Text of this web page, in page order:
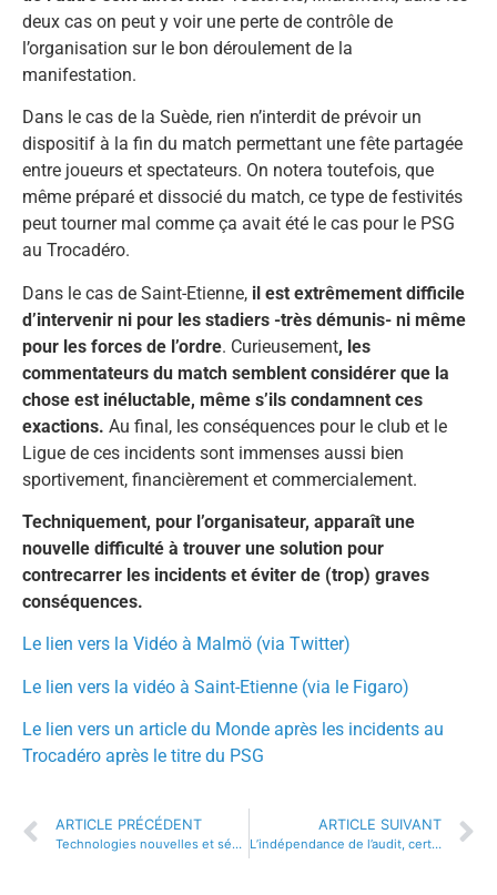
deux cas on peut y voir une perte de contrôle de
l’organisation sur le bon déroulement de la
manifestation.
Dans le cas de la Suède, rien n’interdit de prévoir un
dispositif à la fin du match permettant une fête partagée
entre joueurs et spectateurs. On notera toutefois, que
même préparé et dissocié du match, ce type de festivités
peut tourner mal comme ça avait été le cas pour le PSG
au Trocadéro.
Dans le cas de Saint-Etienne, il est extrêmement difficile
d’intervenir ni pour les stadiers -très démunis- ni même
pour les forces de l’ordre. Curieusement, les
commentateurs du match semblent considérer que la
chose est inéluctable, même s’ils condamnent ces
exactions. Au final, les conséquences pour le club et le
Ligue de ces incidents sont immenses aussi bien
sportivement, financièrement et commercialement.
Techniquement, pour l’organisateur, apparaît une
nouvelle difficulté à trouver une solution pour
contrecarrer les incidents et éviter de (trop) graves
conséquences.
Le lien vers la Vidéo à Malmö (via Twitter)
Le lien vers la vidéo à Saint-Etienne (via le Figaro)
Le lien vers un article du Monde après les incidents au
Trocadéro après le titre du PSG
ARTICLE PRÉCÉDENT
Technologies nouvelles et sécurité privée : pour les drones, quelles règles du jeu ?
ARTICLE SUIVANT
L’indépendance de l’audit, certes mais pas que…